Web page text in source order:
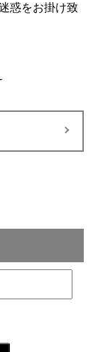
惑をお掛け致